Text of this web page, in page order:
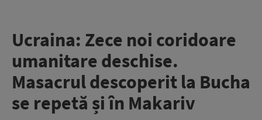
Ucraina: Zece noi coridoare
umanitare deschise.
Masacrul descoperit la Bucha
se repetă și în Makariv